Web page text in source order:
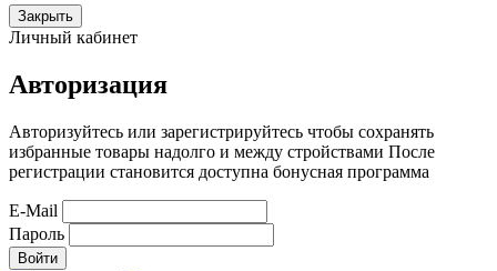
Закрыть
Личный кабинет
Авторизация
Авторизуйтесь или зарегистрируйтесь чтобы сохранять
избранные товары надолго и между стройствами После
регистрации становится доступна бонусная программа
E-Mail
Пароль
Войти